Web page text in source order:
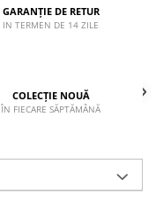
GARANȚIE DE RETUR
IN TERMEN DE 14 ZILE
COLECȚIE NOUĂ
ÎN FIECARE SĂPTĂMÂNĂ